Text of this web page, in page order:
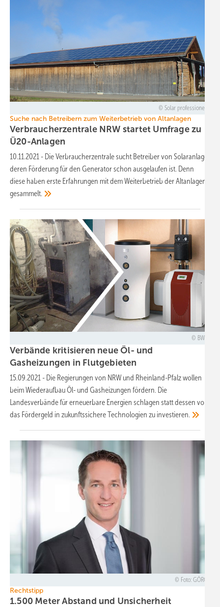
Solar professionell
Suche nach Betreibern zum Weiterbetrieb von Altanlagen
Verbraucherzentrale NRW startet Umfrage zu
Ü20-Anlagen
10.11.2021 - Die Verbraucherzentrale sucht Betreiber von Solaranlage,
deren Förderung für den Generator schon ausgelaufen ist. Denn
diese haben erste Erfahrungen mit dem Weiterbetrieb der Altanlagen
gesammelt.
BWP
Verbände kritisieren neue Öl- und
Gasheizungen in Flutgebieten
15.09.2021 - Die Regierungen von NRW und Rheinland-Pfalz wollen
beim Wiederaufbau Öl- und Gasheizungen fördern. Die
Landesverbände für erneuerbare Energien schlagen statt dessen vor,
das Fördergeld in zukunftssichere Technologien zu investieren.
Foto: GÖRG
Rechtstipp
1.500 Meter Abstand und Unsicherheit